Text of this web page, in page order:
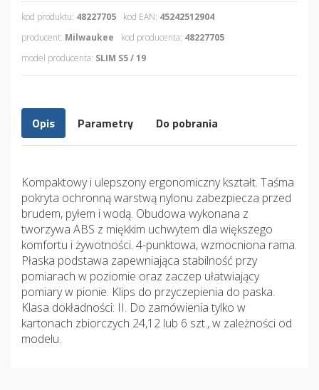
kod produktu: 48227705 kod EAN: 45242512904
producent: Milwaukee kod producenta: 48227705
model producenta: SLIM S5 / 19
Opis Parametry Do pobrania
Kompaktowy i ulepszony ergonomiczny kształt. Taśma
pokryta ochronną warstwą nylonu zabezpiecza przed
brudem, pyłem i wodą. Obudowa wykonana z
tworzywa ABS z miękkim uchwytem dla większego
komfortu i żywotności. 4-punktowa, wzmocniona rama.
Płaska podstawa zapewniająca stabilność przy
pomiarach w poziomie oraz zaczep ułatwiający
pomiary w pionie. Klips do przyczepienia do paska.
Klasa dokładności: II. Do zamówienia tylko w
kartonach zbiorczych 24,12 lub 6 szt., w zależności od
modelu.